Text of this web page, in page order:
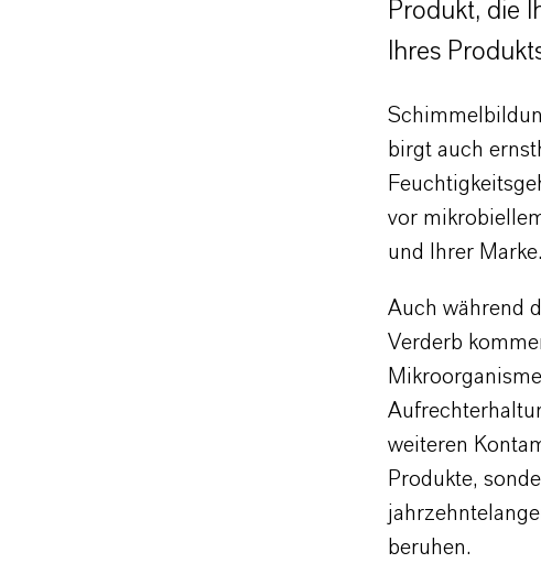
Produkt, die
Ihres
birgt auch
vor
und Ihrer Marke.
Auch während
Verderb
weiteren
Produkte,
beruhen.